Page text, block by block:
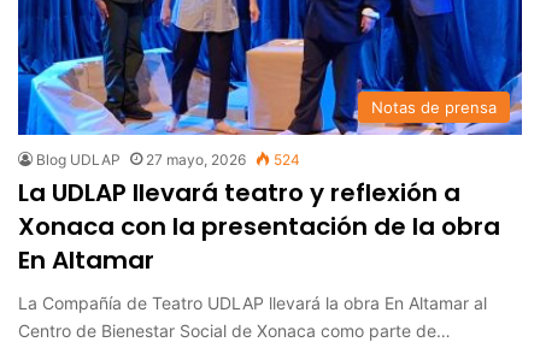
Notas de prensa
Blog UDLAP 27 mayo, 2026 524
La UDLAP llevará teatro y reflexión a
Xonaca con la presentación de la obra
En Altamar
La Compañía de Teatro UDLAP llevará la obra En Altamar al
Centro de Bienestar Social de Xonaca como parte de…